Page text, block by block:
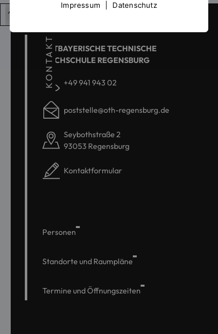
KONTAKT
OSTBAYERISCHE TECHNISCHE
HOCHSCHULE REGENSBURG
+49 941 943 02
poststelle@oth-regensburg.de
Seybothstraße 2
93053 Regensburg
Kontaktformular
Personen
Standorte und Raumpläne
Termine und Öffnungszeiten
Impressum Datenschutz